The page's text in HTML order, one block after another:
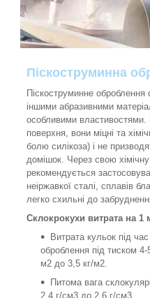
Піскоструминна
Піскоструминне
іншими абразивними
особливими властивостями.
поверхня, вони міцні та
болю силікоза) і не
домішок. Через свою
рекомендується
неіржавкої сталі, сплавів
легко схильні до
Склокрокухи витрата на 1
Витрата кульок під
оброблення під тиском 4-
м2 до 3,5 кг/м2.
Питома вага
2,4 г/см3 до 2,6 г/см3.